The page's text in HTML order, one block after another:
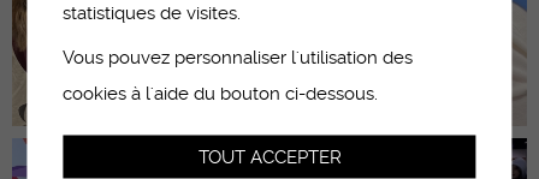
statistiques de visites.
Vous pouvez personnaliser l'utilisation des
cookies à l'aide du bouton ci-dessous.
TOUT ACCEPTER